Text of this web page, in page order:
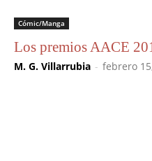
Cómic/Manga
Los premios AACE
M. G. Villarrubia - febrero